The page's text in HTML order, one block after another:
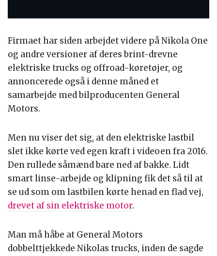
Firmaet har siden arbejdet videre på Nikola One
og andre versioner af deres brint-drevne
elektriske trucks og offroad-køretøjer, og
annoncerede også i denne måned et
samarbejde med bilproducenten General
Motors.
Men nu viser det sig, at den elektriske lastbil
slet ikke kørte ved egen kraft i videoen fra 2016.
Den rullede såmænd bare ned af bakke. Lidt
smart linse-arbejde og klipning fik det så til at
se ud som om lastbilen kørte henad en flad vej,
drevet af sin elektriske motor.
Man må håbe at General Motors
dobbelttjekkede Nikolas trucks, inden de sagde